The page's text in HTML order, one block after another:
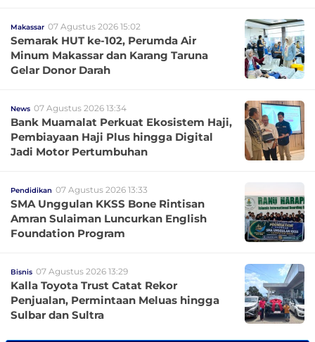
Makassar 07 Agustus 2026 15:02
Semarak HUT ke-102, Perumda Air
Minum Makassar dan Karang Taruna
Gelar Donor Darah
News 07 Agustus 2026 13:34
Bank Muamalat Perkuat Ekosistem Haji,
Pembiayaan Haji Plus hingga Digital
Jadi Motor Pertumbuhan
Pendidikan 07 Agustus 2026 13:33
SMA Unggulan KKSS Bone Rintisan
Amran Sulaiman Luncurkan English
Foundation Program
Bisnis 07 Agustus 2026 13:29
Kalla Toyota Trust Catat Rekor
Penjualan, Permintaan Meluas hingga
Sulbar dan Sultra